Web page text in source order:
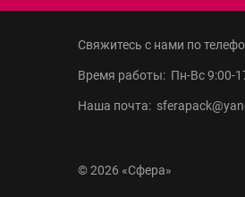
Свяжитесь с нами по
Время работы: Пн-Вс 9:00-
Наша почта:
© 2026 «Сфера»